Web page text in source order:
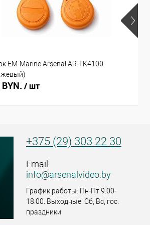
EM-Marine Arsenal AR-TK4100
/ шт
+375 (29) 303 22 30
Email:
info@arsenalvideo.by
График работы: Пн-Пт 9.00-
18.00. Выходные: Сб, Вс, гос.
праздники